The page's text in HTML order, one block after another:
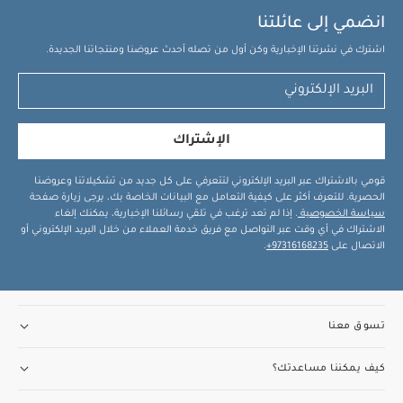
انضمي إلى عائلتنا
اشترك في نشرتنا الإخبارية وكن أول من تصله أحدث عروضنا ومنتجاتنا الجديدة.
الإشتراك
قومي بالاشتراك عبر البريد الإلكتروني لتتعرفي على كل جديد من تشكيلاتنا وعروضنا
الحصرية. للتعرف أكثر على كيفية التعامل مع البيانات الخاصة بك، يرجى زيارة صفحة
سياسة الخصوصية . إذا لم تعد ترغب في تلقي رسائلنا الإخبارية، يمكنك إلغاء
الاشتراك في أي وقت عبر التواصل مع فريق خدمة العملاء من خلال البريد الإلكتروني أو
الاتصال على 97316168235+
.
تسوق معنا
كيف يمكننا مساعدتك؟